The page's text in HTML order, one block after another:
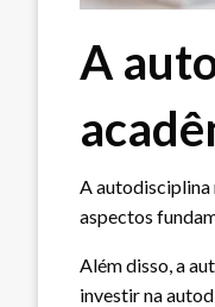
A
A autodisciplina
aspectos
Além disso, a
investir na